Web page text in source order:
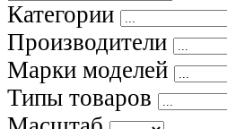
Категории
Производители
Марки моделей
Типы товаров